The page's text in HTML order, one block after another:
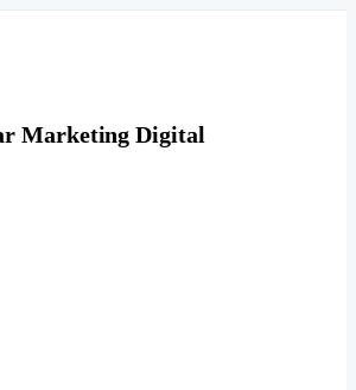
Marketing Digital